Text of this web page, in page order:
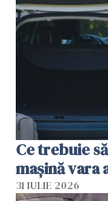
Ce trebuie
mașină vara
31 IULIE 2026